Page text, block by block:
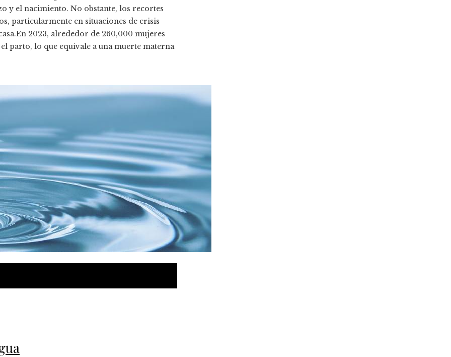
y el nacimiento. No obstante, los recortes
particularmente en situaciones de crisis
2023, alrededor de 260,000 mujeres
parto, lo que equivale a una muerte materna